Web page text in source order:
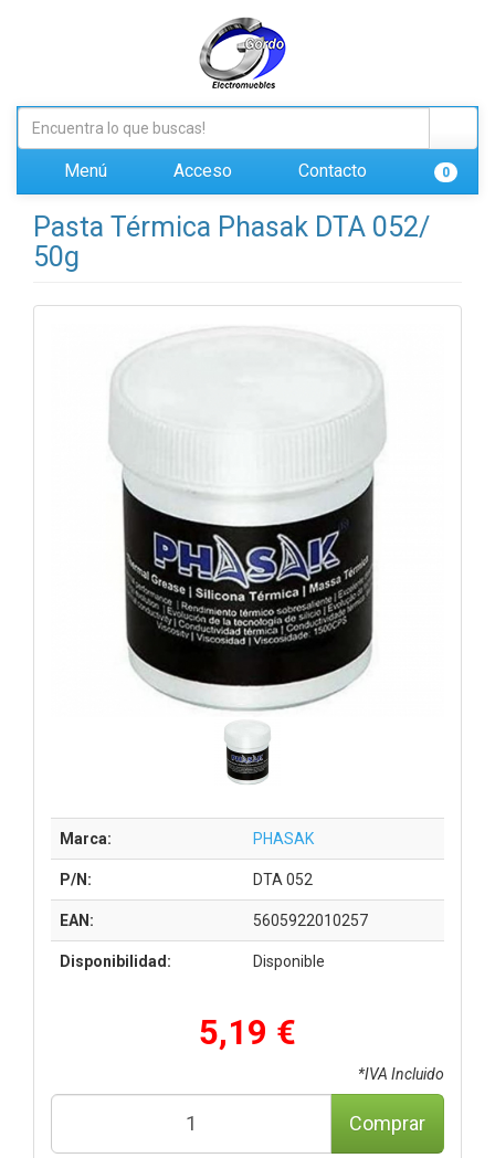
Menú Acceso Contacto 0
Pasta Térmica Phasak DTA 052/
50g
Marca: PHASAK
P/N: DTA 052
EAN: 5605922010257
Disponibilidad: Disponible
5,19 €
*IVA Incluido
Comprar